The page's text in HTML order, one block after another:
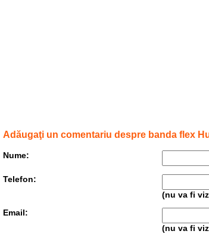
Adăugaţi un comentariu despre banda flex
Nume:
Telefon:
(nu va fi
Email:
(nu va fi